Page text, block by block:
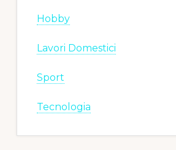
Hobby
Lavori Domestici
Sport
Tecnologia